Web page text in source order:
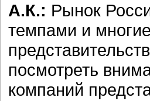
А.К.: Рынок
темпами и
посмотреть
компаний